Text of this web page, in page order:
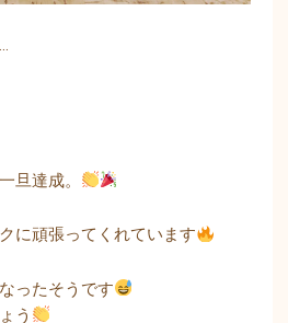
旦達成。
に頑張ってくれています
ったそうです
う